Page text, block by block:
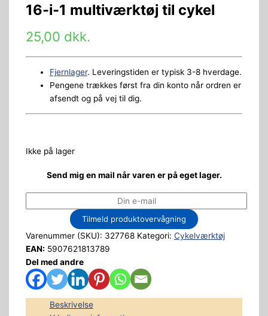
16-i-1 multiværktøj til cykel
25,00 dkk.
Fjernlager. Leveringstiden er typisk 3-8 hverdage.
Pengene trækkes først fra din konto når ordren er
afsendt og på vej til dig.
Ikke på lager
Send mig en mail når varen er på eget lager.
Tilmeld produktovervågning
Varenummer (SKU): 327768 Kategori: Cykelværktøj
EAN: 5907621813789
Del med andre
Beskrivelse